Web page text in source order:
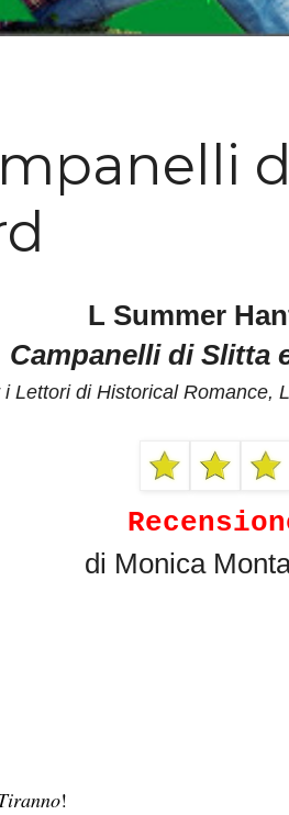
L Summer
Campanelli di Slitta
i Lettori diHistorical Romance,
di Monica
!